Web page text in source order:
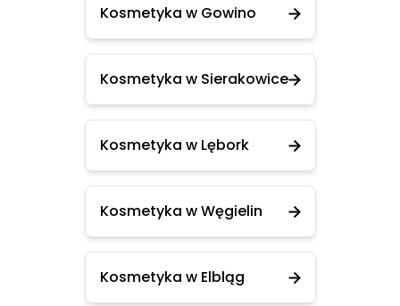
Kosmetyka w Gowino
Kosmetyka w Sierakowice
Kosmetyka w Lębork
Kosmetyka w Węgielin
Kosmetyka w Elbląg